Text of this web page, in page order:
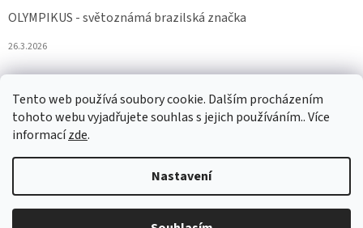
Tento web používá soubory cookie. Dalším procházením
tohoto webu vyjadřujete souhlas s jejich používáním.. Více
informacízde.
Nastavení
OLYMPIKUS - světoznámá brazilská značka
26.3.2026
Vytvořil Shoptet